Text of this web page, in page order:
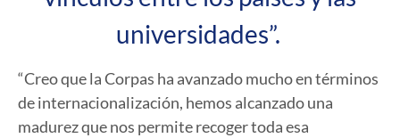
universidades”.
“Creo que la Corpas ha avanzado mucho en términos
de internacionalización, hemos alcanzado una
madurez que nos permite recoger toda esa